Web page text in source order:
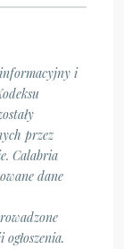
informacyjny i
przez
Calabria
dane